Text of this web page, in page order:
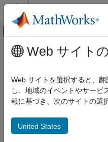
コンテンツへスキップ
オフキャンバ
ドキュメンテーションのホーム
Robotics System Toolbox
ロボットのモデル化
メインコンテンツ
Simulink での
力ダイナミク
Robotics System Toolbox
Web サイト
Web サイトを選択すると、
し、地域のイベントやサービ
報に基づき、次のサイトの選
United States